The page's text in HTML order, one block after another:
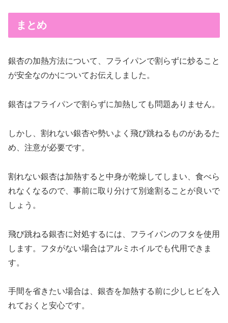
まとめ
銀杏の加熱方法について、フライパンで割らずに炒ること
が安全なのかについてお伝えしました。
銀杏はフライパンで割らずに加熱しても問題ありません。
しかし、割れない銀杏や勢いよく飛び跳ねるものがあるた
め、注意が必要です。
割れない銀杏は加熱すると中身が乾燥してしまい、食べら
れなくなるので、事前に取り分けて別途割ることが良いで
しょう。
飛び跳ねる銀杏に対処するには、フライパンのフタを使用
します。フタがない場合はアルミホイルでも代用できま
す。
手間を省きたい場合は、銀杏を加熱する前に少しヒビを入
れておくと安心です。